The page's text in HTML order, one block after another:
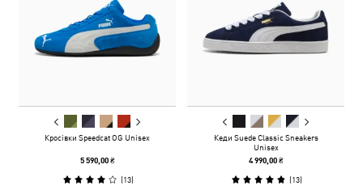
Кросівки Speedcat OG Unisex
5 590,00 ₴
(13)
Кеди Suede Classic Sneakers
Unisex
4 990,00 ₴
(13)